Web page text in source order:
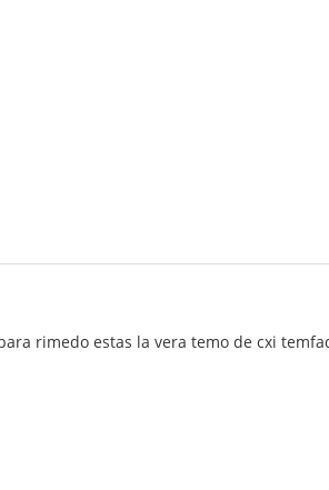
rimedo estas la vera temo de cxi